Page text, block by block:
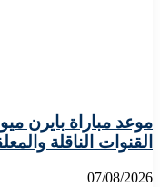
موعد مباراة بايرن
القنوات الناقلة
07/08/2026